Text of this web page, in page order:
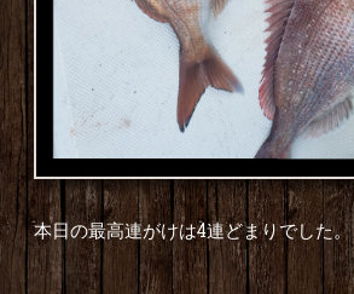
本日の最高連がけは4連どまりでした。